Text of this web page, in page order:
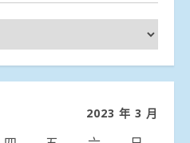
2023 年 3 月